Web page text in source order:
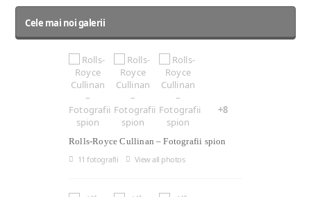
Cele mai noi galerii
+8
Rolls-Royce Cullinan – Fotografii spion
11 fotografii
View all photos